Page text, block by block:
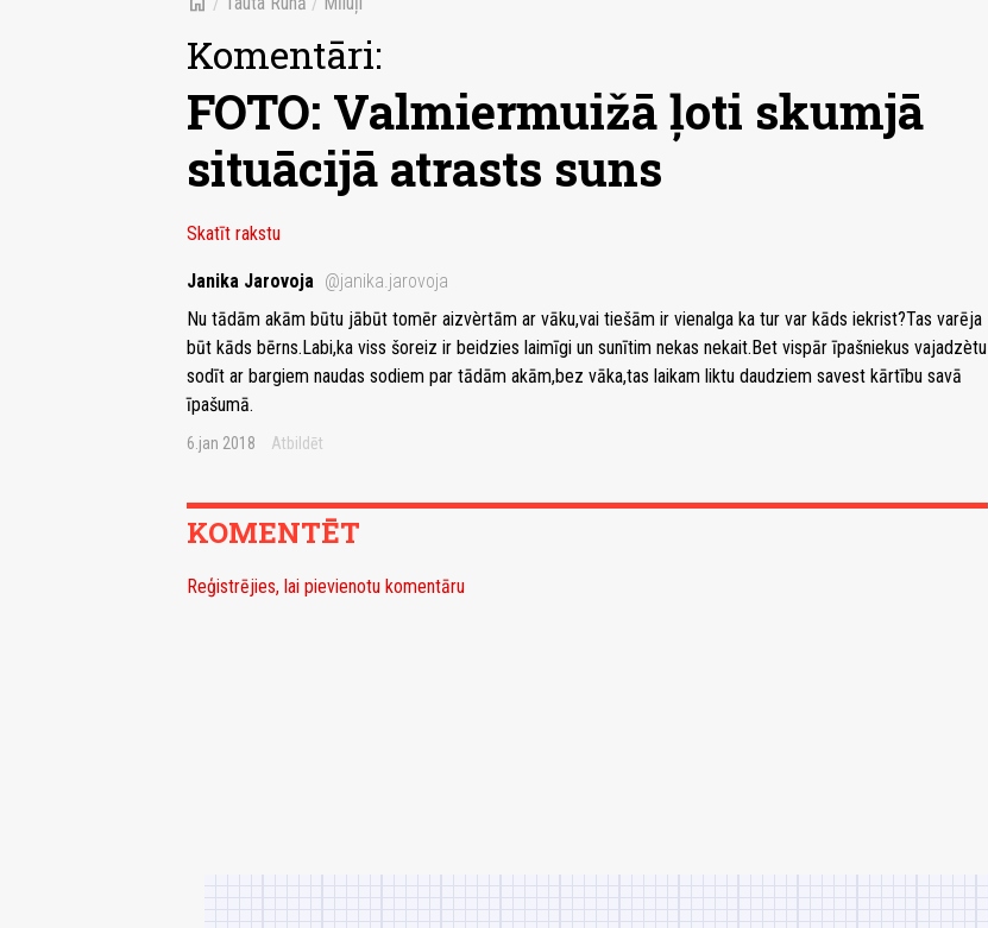
Komentāri:
FOTO: Valmiermuižā ļoti skumjā
situācijā atrasts suns
Skatīt rakstu
Janika Jarovoja @janika.jarovoja
Nu tādām akām būtu jābūt tomēr aizvèrtām ar vāku,vai tiešām ir vienalga ka tur var kāds iekrist?Tas varēja
būt kāds bērns.Labi,ka viss šoreiz ir beidzies laimīgi un sunītim nekas nekait.Bet vispār īpašniekus vajadzètu
sodīt ar bargiem naudas sodiem par tādām akām,bez vāka,tas laikam liktu daudziem savest kārtību savā
īpašumā.
6.jan 2018 Atbildēt
KOMENTĒT
Reģistrējies, lai pievienotu komentāru